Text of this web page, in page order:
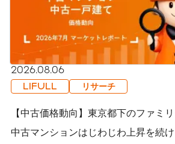
2026.08.06
LIFULL リサーチ
【中古価格動向】東京都下のファミ
中古マンションはじわじわ上昇を続